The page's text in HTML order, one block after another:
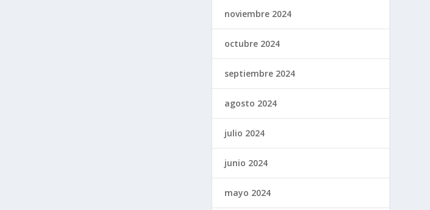
noviembre 2024
octubre 2024
septiembre 2024
agosto 2024
julio 2024
junio 2024
mayo 2024